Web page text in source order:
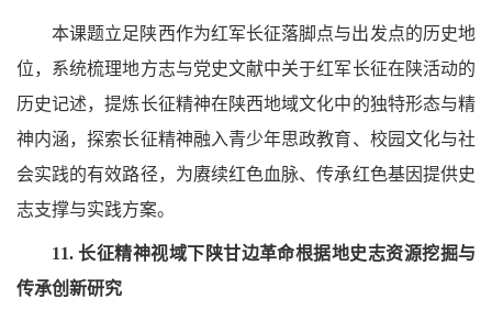
本课题立足陕西作为红军长征落脚点与出发点的历史地
位，系统梳理地方志与党史文献中关于红军长征在陕活动的
历史记述，提炼长征精神在陕西地域文化中的独特形态与精
神内涵，探索长征精神融入青少年思政教育、校园文化与社
会实践的有效路径，为赓续红色血脉、传承红色基因提供史
志支撑与实践方案。
11. 长征精神视域下陕甘边革命根据地史志资源挖掘与
传承创新研究